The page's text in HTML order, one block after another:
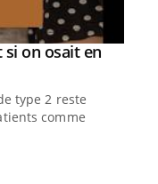
si on osait en
type 2 reste
comme